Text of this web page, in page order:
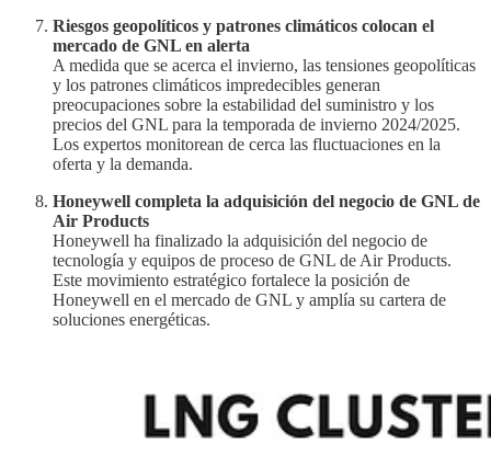
Riesgos geopolíticos y patrones climáticos colocan el
mercado de GNL en alerta
A medida que se acerca el invierno, las tensiones geopolíticas
y los patrones climáticos impredecibles generan
preocupaciones sobre la estabilidad del suministro y los
precios del GNL para la temporada de invierno 2024/2025.
Los expertos monitorean de cerca las fluctuaciones en la
oferta y la demanda.
Honeywell completa la adquisición del negocio de GNL de
Air Products
Honeywell ha finalizado la adquisición del negocio de
tecnología y equipos de proceso de GNL de Air Products.
Este movimiento estratégico fortalece la posición de
Honeywell en el mercado de GNL y amplía su cartera de
soluciones energéticas.